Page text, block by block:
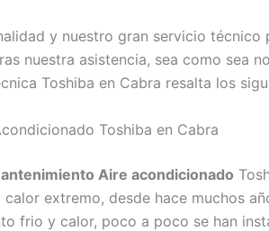
y nuestro gran servicio técnico
nuestra asistencia, sea como sea
Toshiba en Cabra resalta los
Toshiba en Cabra
Aire acondicionado
extremo, desde hace muchos
frio y calor, poco a poco se han